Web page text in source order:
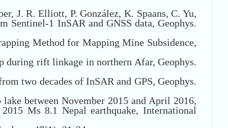
J. R. Elliott, P. González, K. Spaans, C. Yu,
InSAR and GNSS data, Geophys.
Method for Mapping Mine Subsidence,
during rift linkage in northern Afar, Geophys.
two decades of InSAR and GPS, Geophys.
between November 2015 and April 2016,
Ms 8.1 Nepal earthquake, International